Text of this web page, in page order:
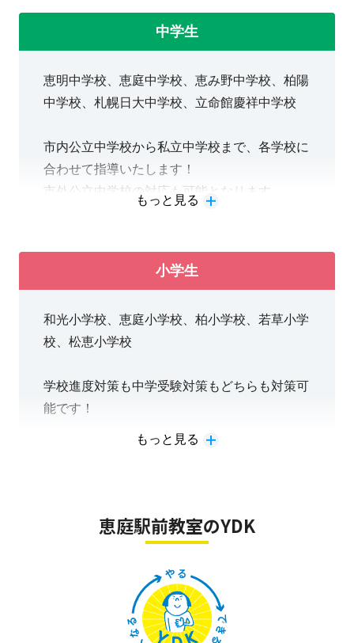
現在、大学入試は大きく変貌しています。新高
ます。変化の大きい大学受験の情報の共有も欠
かさず行わせていただきます。
また、専門学校進学や就職希望の生徒さんの対
策も可能となっています！
各校の定期テストに合わせて目標や成績を設定
進学から就職までご希望の進路に合わせた指導
安の残る方はいつでもご相談ください♪
中学生
恵明中学校、恵庭中学校、恵み野中学校、柏陽
中学校、札幌日大中学校、立命館慶祥中学校
市内公立中学校から私立中学校まで、各学校に
合わせて指導いたします！
市外公立中学校の対応も可能となります。
皆さんは、高校受験を見据えて、日々の生活を
入試は1年生から3年生までの学校の成績（内
申点）が非常に重要だからです。そのため、1
を頑張るべきか」をお伝えしていきます。
また、志望校決定のお手伝いもさせていただき
ますので、「行きたい高校なんて全然ない」と
＜私立中高一貫校にお通いの皆さんへ＞
みなさんは、基本的には高校受験がないため、
大学入試にむけての目標設定を行っていかなけ
ればなりません。
「学校の進度が早すぎてついていけない」「学
校内容は余裕があり、退屈」など各生徒さんの
もっと見る
小学生
和光小学校、恵庭小学校、柏小学校、若草小学
校、松恵小学校
学校進度対策も中学受験対策もどちらも対策可
能です！
塾オリジナルのテキストを使用し、学習を進め
の付け方や高校入試のシステム、高校の選び方
などお伝えしていきます。学習に関する不安な
ことは、いつでもご相談ください！
もっと見る
恵庭駅前教室のYDK